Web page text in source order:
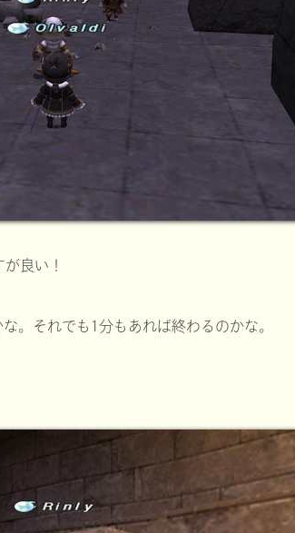
良い！
。それでも1分もあれば終わるのかな。